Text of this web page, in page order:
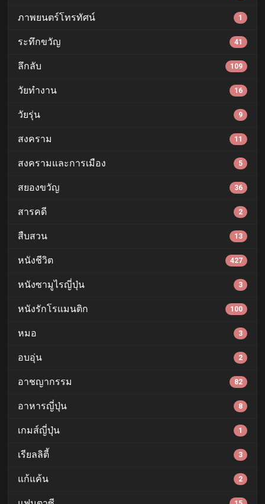
ภาพยนตร์โทรทัศน์ 1
ระทึกขวัญ 41
ลึกลับ 109
วัยทำงาน 16
วัยรุ่น 9
สงคราม 11
สงครามและการเมือง 5
สยองขวัญ 36
สารคดี 2
สืบสวน 13
หนังชีวิต 427
หนังซามูไรญี่ปุ่น 3
หนังรักโรแมนติก 100
หมอ 3
อบอุ่น 2
อาชญากรรม 82
อาหารญี่ปุ่น 8
เกมส์ญี่ปุ่น 1
เรียลลิตี้ 3
แก้แค้น 2